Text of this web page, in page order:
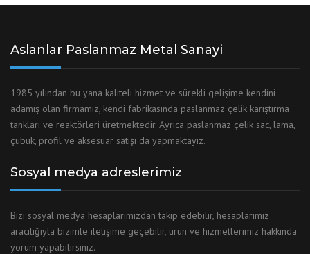
Aslanlar Paslanmaz Metal Sanayi
1985 yılından bu yana kaliteli hizmet ve sürekli gelişime kendini
adamış olan firmamız, kendi fabrikasında paslanmaz çelik karıştırma
tankları ve reaktörleri üretmektedir. Ayrıca paslanmaz çelik sac, lama,
çubuk, profil ve aksesuar satışı da yapmaktayız.
Sosyal medya adreslerimiz
Bizi sosyal medya hesaplarımızdan takip edebilir, hesaplarımız
aracılığıyla bizimle iletişime geçebilir, ürün ve hizmetlerimiz hakkında
yorum yapabilirsiniz.